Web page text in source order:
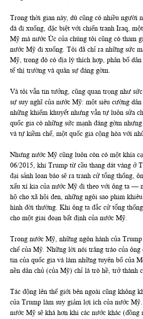
Trong thời gian này, dù cũng có nhiều người
đà đi xuống, đặc biệt với chiến tranh Iraq,
Mỹ mà nước Úc của chúng tôi cũng có tham
nước Mỹ đi xuống. Tôi đã chỉ ra những sức
Mỹ, trong đó có địa lý thích hợp, phân bố
tế thị trường và quân sự đáng gờm.
Và tôi vẫn tin tưởng, cũng quan trọng như
sự suy nghĩ của nước Mỹ: một siêu cường
những khiếm khuyết nhưng vẫn tự luôn sửa
quốc gia có những sức mạnh đáng gờm
và tự kiềm chế, một quốc gia cộng hòa với
Nhưng nước Mỹ cũng luôn còn có một khía
06/2015, khi Trump từ cầu thang dát vàng ở
đại sảnh loan báo sẽ ra tranh cử tổng thống,
xấu xí kia của nước Mỹ đi theo với ông ta —
hộ cho xã hội đen, những ngôi sao phim
hình đời thường. Khi ông ta đắc cử tổng
cho một giai đoạn bất định của nước Mỹ.
Trong nước Mỹ, những ngôn hành của
chế của Mỹ. Những lời nói trâng tráo của
tin của quốc gia và làm những tuyên bố của
nền dân chủ (của Mỹ) chỉ là trò hề, trở thành
Tác động lên thế giới bên ngoài cũng không
của Trump làm suy giảm lợi ích của nước
nước Mỹ sẽ khá hơn khi các nước khác (đồng